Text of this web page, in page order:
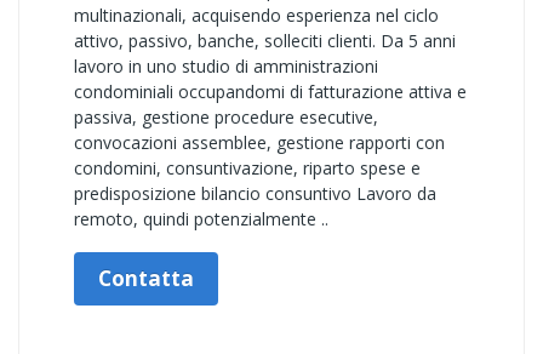
multinazionali, acquisendo esperienza nel ciclo
attivo, passivo, banche, solleciti clienti. Da 5 anni
lavoro in uno studio di amministrazioni
condominiali occupandomi di fatturazione attiva e
passiva, gestione procedure esecutive,
convocazioni assemblee, gestione rapporti con
condomini, consuntivazione, riparto spese e
predisposizione bilancio consuntivo Lavoro da
remoto, quindi potenzialmente ..
Contatta